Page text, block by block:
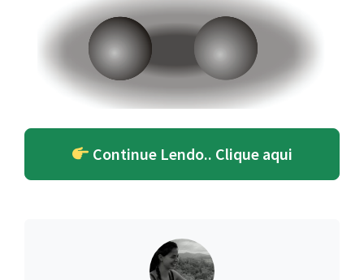
Continue Lendo.. Clique aqui